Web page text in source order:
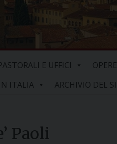
E UFFICI
ITALIA
ARCHIVIO DEL
Paoli